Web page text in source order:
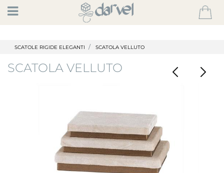
Open
SCATOLE RIGIDE ELEGANTI SCATOLA VELLUTO
SCATOLA VELLUTO